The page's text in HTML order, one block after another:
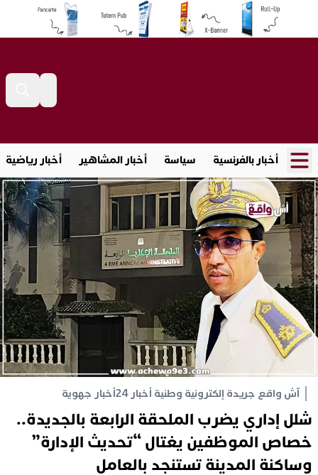
أخبار بالفرنسية سياسة أخبار المشاهير أخبار رياضية
آش واقع جريدة إلكترونية وطنية أخبار 24 أخبار جهوية
شلل إداري يضرب الملحقة الرابعة بالجديدة..
خصاص الموظفين يغتال “تحديث الإدارة”
وساكنة المدينة تستنجد بالعامل